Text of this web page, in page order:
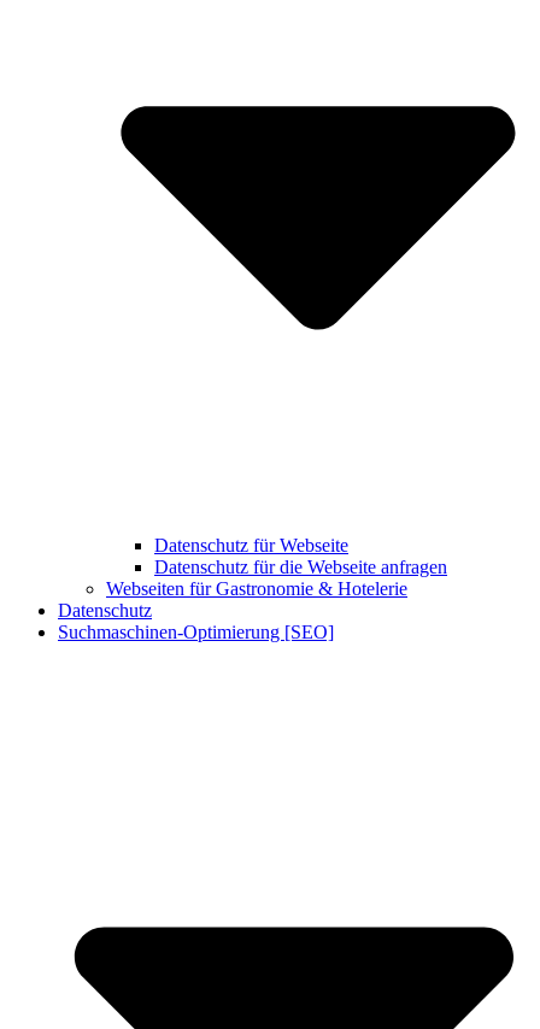
Datenschutz für Webseite
Datenschutz für die Webseite anfragen
Webseiten für Gastronomie & Hotelerie
Datenschutz
Suchmaschinen-Optimierung [SEO]